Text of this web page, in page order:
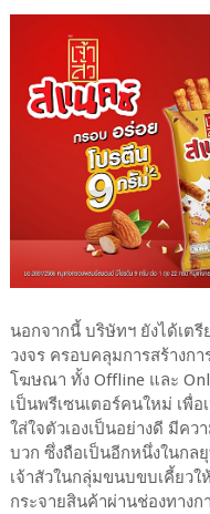
นอกจากนี้ บริษัทฯ ยังได้เต
วงจร ครอบคลุมการสร้างก
โฆษณา ทั้ง Offline และ
เป็นพรีเซนเตอร์คนใหม่ เพื่
ใส่ใจตัวเองเป็นอย่างดี มีค
บวก ซึ่งถือเป็นอีกหนึ่งในก
เจ้าสัวในกลุ่มขนบขบเคี้ยว
กระจายสินค้าผ่านช่องทาง